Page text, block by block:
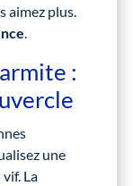
aimez plus.
.
:
une
La